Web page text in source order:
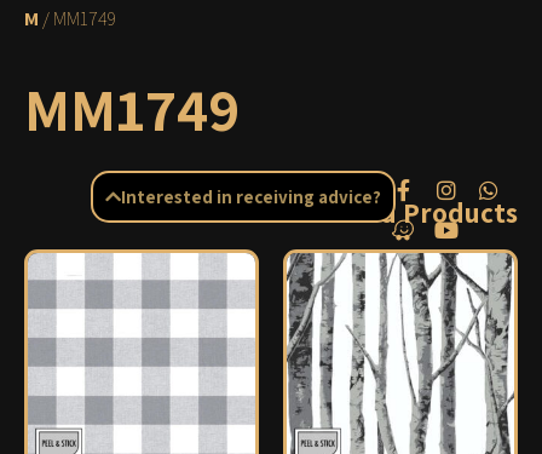
M / MM1749
MM1749
Related Products
Interested in receiving advice?